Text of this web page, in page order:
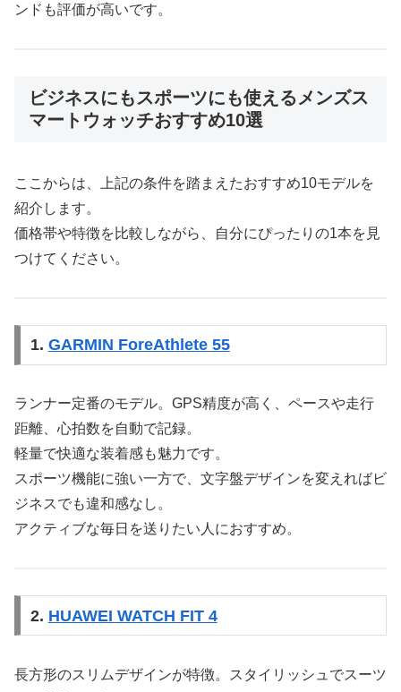
ンドも評価が高いです。
ビジネスにもスポーツにも使えるメンズス
マートウォッチおすすめ10選
ここからは、上記の条件を踏まえたおすすめ10モデルを
紹介します。
価格帯や特徴を比較しながら、自分にぴったりの1本を見
つけてください。
1. GARMIN ForeAthlete 55
ランナー定番のモデル。GPS精度が高く、ペースや走行
距離、心拍数を自動で記録。
軽量で快適な装着感も魅力です。
スポーツ機能に強い一方で、文字盤デザインを変えればビ
ジネスでも違和感なし。
アクティブな毎日を送りたい人におすすめ。
2. HUAWEI WATCH FIT 4
長方形のスリムデザインが特徴。スタイリッシュでスーツ